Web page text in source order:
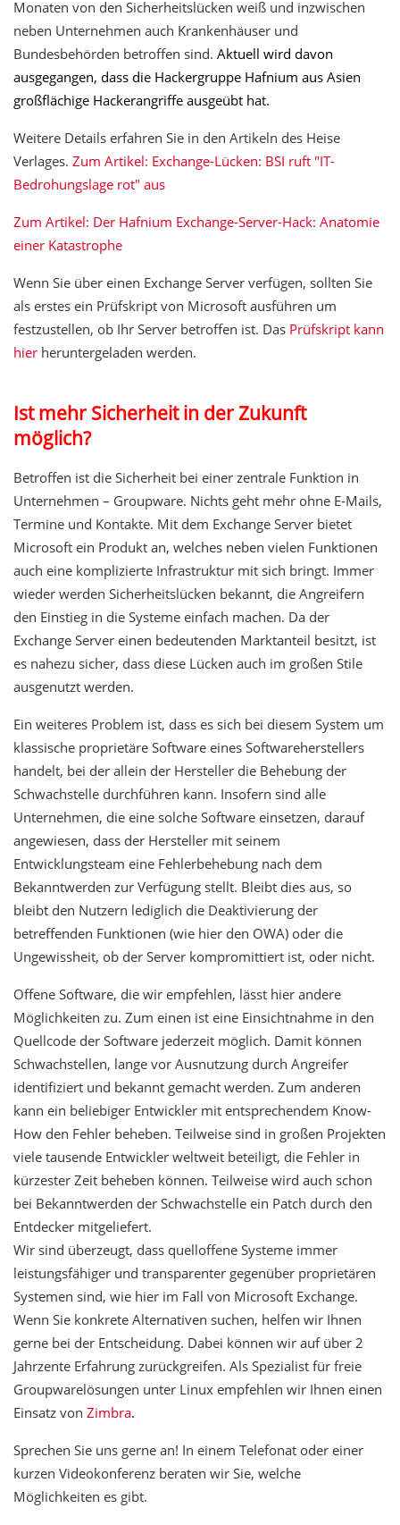
Monaten von den Sicherheitslücken weiß und inzwischen
neben Unternehmen auch Krankenhäuser und
Bundesbehörden betroffen sind. Aktuell wird davon
ausgegangen, dass die Hackergruppe Hafnium aus Asien
großflächige Hackerangriffe ausgeübt hat.
Weitere Details erfahren Sie in den Artikeln des Heise
Verlages. Zum Artikel: Exchange-Lücken: BSI ruft "IT-
Bedrohungslage rot" aus
Zum Artikel: Der Hafnium Exchange-Server-Hack: Anatomie
einer Katastrophe
Wenn Sie über einen Exchange Server verfügen, sollten Sie
als erstes ein Prüfskript von Microsoft ausführen um
festzustellen, ob Ihr Server betroffen ist. Das Prüfskript kann
hier heruntergeladen werden.
Ist mehr Sicherheit in der Zukunft
möglich?
Betroffen ist die Sicherheit bei einer zentrale Funktion in
Unternehmen – Groupware. Nichts geht mehr ohne E-Mails,
Termine und Kontakte. Mit dem Exchange Server bietet
Microsoft ein Produkt an, welches neben vielen Funktionen
auch eine komplizierte Infrastruktur mit sich bringt. Immer
wieder werden Sicherheitslücken bekannt, die Angreifern
den Einstieg in die Systeme einfach machen. Da der
Exchange Server einen bedeutenden Marktanteil besitzt, ist
es nahezu sicher, dass diese Lücken auch im großen Stile
ausgenutzt werden.
Ein weiteres Problem ist, dass es sich bei diesem System um
klassische proprietäre Software eines Softwareherstellers
handelt, bei der allein der Hersteller die Behebung der
Schwachstelle durchführen kann. Insofern sind alle
Unternehmen, die eine solche Software einsetzen, darauf
angewiesen, dass der Hersteller mit seinem
Entwicklungsteam eine Fehlerbehebung nach dem
Bekanntwerden zur Verfügung stellt. Bleibt dies aus, so
bleibt den Nutzern lediglich die Deaktivierung der
betreffenden Funktionen (wie hier den OWA) oder die
Ungewissheit, ob der Server kompromittiert ist, oder nicht.
Offene Software, die wir empfehlen, lässt hier andere
Möglichkeiten zu. Zum einen ist eine Einsichtnahme in den
Quellcode der Software jederzeit möglich. Damit können
Schwachstellen, lange vor Ausnutzung durch Angreifer
identifiziert und bekannt gemacht werden. Zum anderen
kann ein beliebiger Entwickler mit entsprechendem Know-
How den Fehler beheben. Teilweise sind in großen Projekten
viele tausende Entwickler weltweit beteiligt, die Fehler in
kürzester Zeit beheben können. Teilweise wird auch schon
bei Bekanntwerden der Schwachstelle ein Patch durch den
Entdecker mitgeliefert.
Wir sind überzeugt, dass quelloffene Systeme immer
leistungsfähiger und transparenter gegenüber proprietären
Systemen sind, wie hier im Fall von Microsoft Exchange.
Wenn Sie konkrete Alternativen suchen, helfen wir Ihnen
gerne bei der Entscheidung. Dabei können wir auf über 2
Jahrzente Erfahrung zurückgreifen. Als Spezialist für freie
Groupwarelösungen unter Linux empfehlen wir Ihnen einen
Einsatz von Zimbra.
Sprechen Sie uns gerne an! In einem Telefonat oder einer
kurzen Videokonferenz beraten wir Sie, welche
Möglichkeiten es gibt.